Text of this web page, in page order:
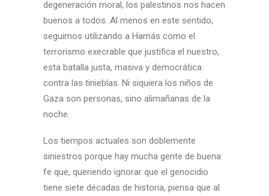
degeneración moral, los palestinos nos hacen
buenos a todos. Al menos en este sentido,
seguimos utilizando a Hamás como el
terrorismo execrable que justifica el nuestro,
esta batalla justa, masiva y democrática
contra las tinieblas. Ni siquiera los niños de
Gaza son personas, sino alimañanas de la
noche.
Los tiempos actuales son doblemente
siniestros porque hay mucha gente de buena
fe que, queriendo ignorar que el genocidio
tiene siete décadas de historia, piensa que al